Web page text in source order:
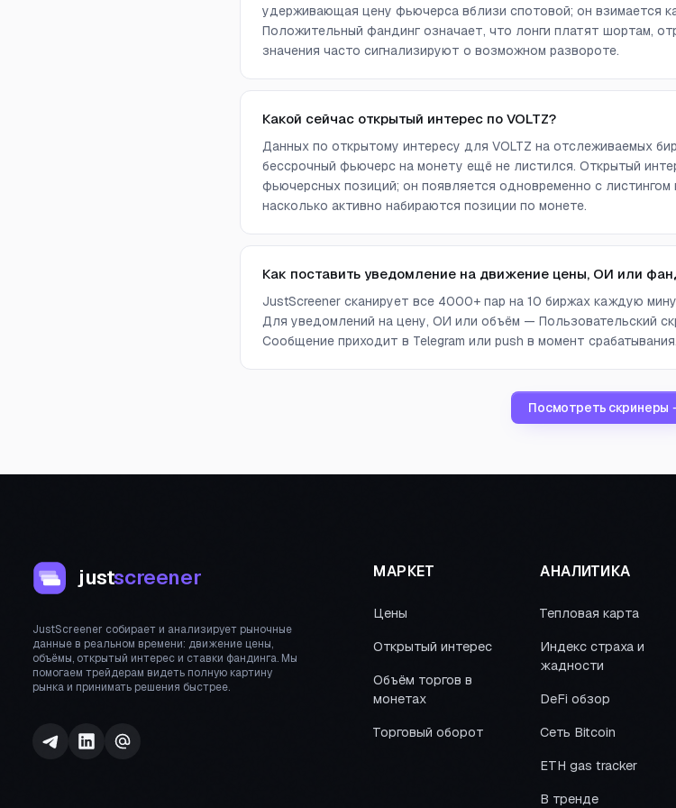
удерживающая цену фьючерса вблизи спотовой; он взимается
Положительный фандинг означает, что лонги платят шортам,
значения часто сигнализируют о возможном развороте.
Какой сейчас открытый интерес по VOLTZ?
Данных по открытому интересу для VOLTZ на отслеживаемых
бессрочный фьючерс на монету ещё не листился. Открытый
фьючерсных позиций; он появляется одновременно с листингом
насколько активно набираются позиции по монете.
Как поставить уведомление на движение цены, ОИ или
JustScreener сканирует все 4000+ пар на 10 биржах каждую
Для уведомлений на цену, ОИ или объём — Пользовательский
Сообщение приходит в Telegram или push в момент срабатывания.
Посмотреть скринеры
justscreener
JustScreener собирает и анализирует рыночные
данные в реальном времени: движение цены,
объёмы, открытый интерес и ставки фандинга. Мы
помогаем трейдерам видеть полную картину
рынка и принимать решения быстрее.
МАРКЕТ
Цены
Открытый интерес
Объём торгов в
монетах
Торговый оборот
АНАЛИТИКА
Тепловая карта
Индекс страха и
жадности
DeFi обзор
Сеть Bitcoin
ETH gas tracker
В тренде